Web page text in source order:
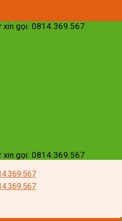
xin gọi: 0814.369.567
xin gọi: 0814.369.567